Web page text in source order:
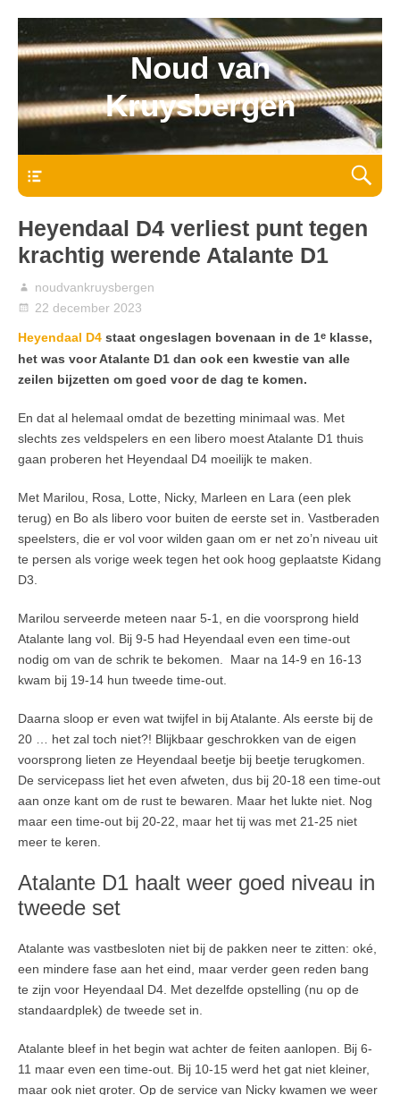
Noud van
Kruysbergen
Heyendaal D4 verliest punt tegen
krachtig werende Atalante D1
noudvankruysbergen
22 december 2023
Heyendaal D4 staat ongeslagen bovenaan in de 1e klasse,
het was voor Atalante D1 dan ook een kwestie van alle
zeilen bijzetten om goed voor de dag te komen.
En dat al helemaal omdat de bezetting minimaal was. Met
slechts zes veldspelers en een libero moest Atalante D1 thuis
gaan proberen het Heyendaal D4 moeilijk te maken.
Met Marilou, Rosa, Lotte, Nicky, Marleen en Lara (een plek
terug) en Bo als libero voor buiten de eerste set in. Vastberaden
speelsters, die er vol voor wilden gaan om er net zo’n niveau uit
te persen als vorige week tegen het ook hoog geplaatste Kidang
D3.
Marilou serveerde meteen naar 5-1, en die voorsprong hield
Atalante lang vol. Bij 9-5 had Heyendaal even een time-out
nodig om van de schrik te bekomen. Maar na 14-9 en 16-13
kwam bij 19-14 hun tweede time-out.
Daarna sloop er even wat twijfel in bij Atalante. Als eerste bij de
20 … het zal toch niet?! Blijkbaar geschrokken van de eigen
voorsprong lieten ze Heyendaal beetje bij beetje terugkomen.
De servicepass liet het even afweten, dus bij 20-18 een time-out
aan onze kant om de rust te bewaren. Maar het lukte niet. Nog
maar een time-out bij 20-22, maar het tij was met 21-25 niet
meer te keren.
Atalante D1 haalt weer goed niveau in
tweede set
Atalante was vastbesloten niet bij de pakken neer te zitten: oké,
een mindere fase aan het eind, maar verder geen reden bang
te zijn voor Heyendaal D4. Met dezelfde opstelling (nu op de
standaardplek) de tweede set in.
Atalante bleef in het begin wat achter de feiten aanlopen. Bij 6-
11 maar even een time-out. Bij 10-15 werd het gat niet kleiner,
maar ook niet groter. Op de service van Nicky kwamen we weer